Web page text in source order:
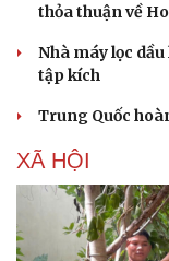
Doanh nghiệp
Thông tin doanh
Doanh nghiệp 24h
Vì cộng đồng
thỏa thuận về
Nhà máy lọc
tập kích
Trung Quốc
XÃ HỘI